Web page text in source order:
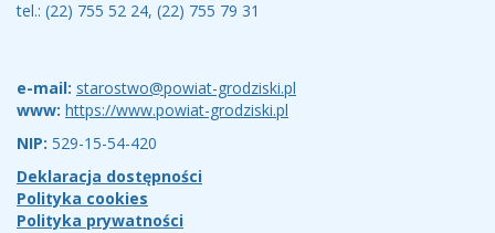
tel.: (22) 755 52 24, (22) 755 79 31
e-mail: starostwo@powiat-grodziski.pl
www: https://www.powiat-grodziski.pl
NIP: 529-15-54-420
Deklaracja dostępności
Polityka cookies
Polityka prywatności